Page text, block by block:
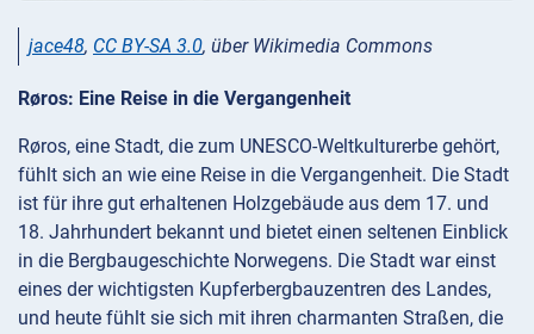
jace48, CC BY-SA 3.0, über Wikimedia Commons
Røros: Eine Reise in die Vergangenheit
Røros, eine Stadt, die zum UNESCO-Weltkulturerbe gehört,
fühlt sich an wie eine Reise in die Vergangenheit. Die Stadt
ist für ihre gut erhaltenen Holzgebäude aus dem 17. und
18. Jahrhundert bekannt und bietet einen seltenen Einblick
in die Bergbaugeschichte Norwegens. Die Stadt war einst
eines der wichtigsten Kupferbergbauzentren des Landes,
und heute fühlt sie sich mit ihren charmanten Straßen, die